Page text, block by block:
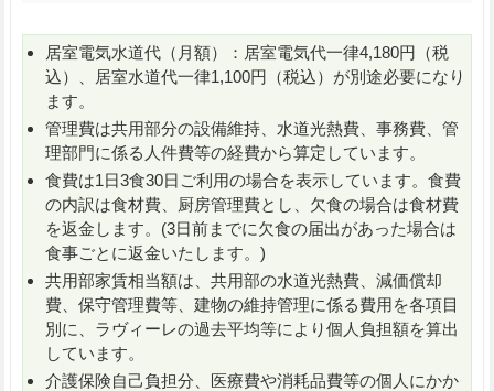
居室電気水道代（月額）：居室電気代一律4,180円（税
込）、居室水道代一律1,100円（税込）が別途必要になり
ます。
管理費は共用部分の設備維持、水道光熱費、事務費、管
理部門に係る人件費等の経費から算定しています。
食費は1日3食30日ご利用の場合を表示しています。食費
の内訳は食材費、厨房管理費とし、欠食の場合は食材費
を返金します。(3日前までに欠食の届出があった場合は
食事ごとに返金いたします。)
共用部家賃相当額は、共用部の水道光熱費、減価償却
費、保守管理費等、建物の維持管理に係る費用を各項目
別に、ラヴィーレの過去平均等により個人負担額を算出
しています。
介護保険自己負担分、医療費や消耗品費等の個人にかか